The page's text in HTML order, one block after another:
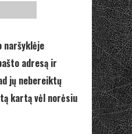
naršyklėje
adresą ir
jų nebereiktų
kartą vėl norėsiu